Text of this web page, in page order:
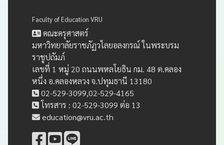
Faculty of Education VRU
คณะครุศาสตร์
มหาวิทยาลัยราชภัฏวไลยอลงกรณ์ ในพระบรม
ราชูปถัมภ์
เลขที่ 1 หมู่ 20 ถนนพหลโยธิน กม. 48 ต.คลอง
หนึ่ง อ.คลองหลวง จ.ปทุมธานี 13180
02-529-3099,02-529-4165
โทรสาร : 02-529-3099 ต่อ 13
education@vru.ac.th